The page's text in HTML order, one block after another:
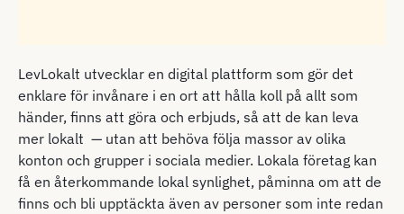
LevLokalt utvecklar en digital plattform som gör det
enklare för invånare i en ort att hålla koll på allt som
händer, finns att göra och erbjuds, så att de kan leva
mer lokalt — utan att behöva följa massor av olika
konton och grupper i sociala medier. Lokala företag kan
få en återkommande lokal synlighet, påminna om att de
finns och bli upptäckta även av personer som inte redan